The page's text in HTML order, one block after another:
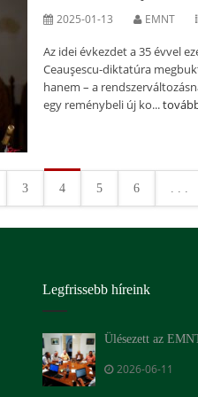
2025-01-13 EMNT
Az idei évkezdet a 35 évvel
Ceauşescu-diktatúra
hanem – a
egy reménybeli új ko...
3 4 5 6 . . .
Legfrissebb híreink
Ülésezett az
2026-06-11